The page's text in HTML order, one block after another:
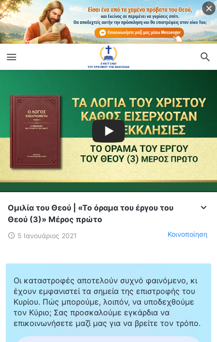
Ομιλία του Θεού | «Το όραμα του έργου του
Θεού (3)» Μέρος πρώτο
5 Ιανουάριος 2021 Κοινοποίηση
Οι καταστροφές αποτελούν συχνό φαινόμενο, κι
έχουν εμφανιστεί τα σημεία της επιστροφής του
Κυρίου. Πώς μπορούμε, λοιπόν, να υποδεχθούμε
τον Κύριο; Σας προσκαλούμε εγκάρδια να
επικοινωνήσετε μαζί μας για να βρείτε τον τρόπο.